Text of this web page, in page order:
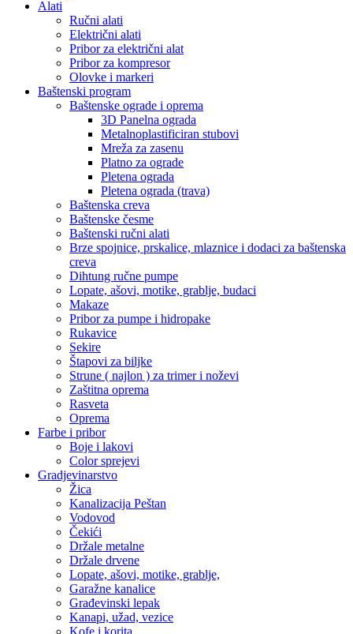
Alati
Ručni alati
Električni alati
Pribor za električni alat
Pribor za kompresor
Olovke i markeri
Baštenski program
Baštenske ograde i oprema
3D Panelna ograda
Metalnoplastificiran stubovi
Mreža za zasenu
Platno za ograde
Pletena ograda
Pletena ograda (trava)
Baštenska creva
Baštenske česme
Baštenski ručni alati
Brze spojnice, prskalice, mlaznice i dodaci za baštenska
creva
Dihtung ručne pumpe
Lopate, ašovi, motike, grablje, budaci
Makaze
Pribor za pumpe i hidropake
Rukavice
Sekire
Štapovi za biljke
Strune ( najlon ) za trimer i noževi
Zaštitna oprema
Rasveta
Oprema
Farbe i pribor
Boje i lakovi
Color sprejevi
Gradjevinarstvo
Žica
Kanalizacija Peštan
Vodovod
Čekići
Držale metalne
Držale drvene
Lopate, ašovi, motike, grablje,
Garažne kanalice
Građevinski lepak
Kanapi, užad, vezice
Kofe i korita